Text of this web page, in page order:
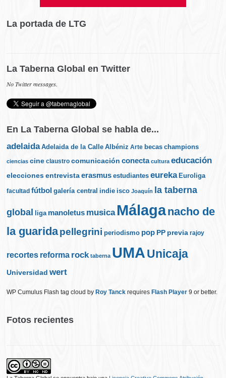
La portada de LTG
La Taberna Global en Twitter
No Twitter messages.
En La Taberna Global se habla de...
adelaida Adelaida de la Calle Albéniz Arte becas champions
ciencias cine claustro comunicación conecta cultura educación
elecciones entrevista erasmus estudiantes eureka Euroliga
facultad fútbol galería central indie isco Joaquín la taberna
global liga manoletus musica Málaganacho de
la guaridapellegrini periodismo pop PP previa rajoy
recortes reforma rock taberna UMA Unicaja
Universidad wert
WP Cumulus Flash tag cloud by Roy Tanck requires Flash Player 9 or better.
Fotos recientes